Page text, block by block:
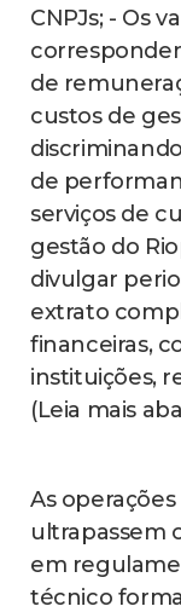
CNPJs; - Os
de
custos de
de
serviços de
gestão do
divulgar
extrato
financeiras,
instituições,
(Leia mais
As
ultrapassem
em
técnico